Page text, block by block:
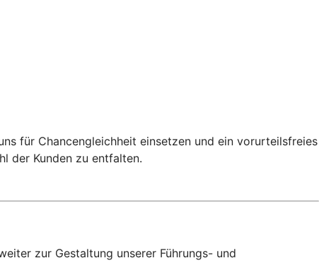
für Chancengleichheit einsetzen und ein vorurteilsfreies
der Kunden zu entfalten.
zur Gestaltung unserer Führungs- und